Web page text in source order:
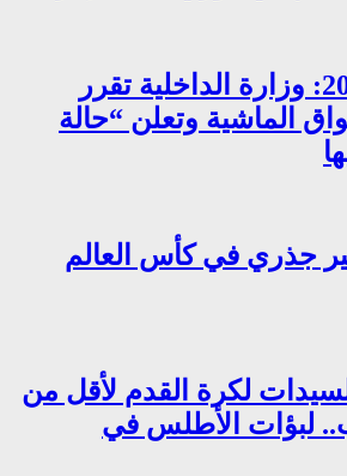
عيد الأضحى 2026: وزارة الداخلية تقرر
الماشية وتعلن “حالة
جذري في كأس العالم
لكرة القدم لأقل من
لبؤات الأطلس في